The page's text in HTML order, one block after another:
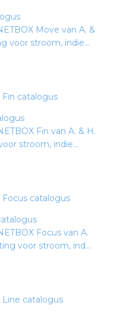
Move van A. &
voor stroom, indie...
Fin van A. & H.
stroom, indie...
Focus van A.
voor stroom, ind...